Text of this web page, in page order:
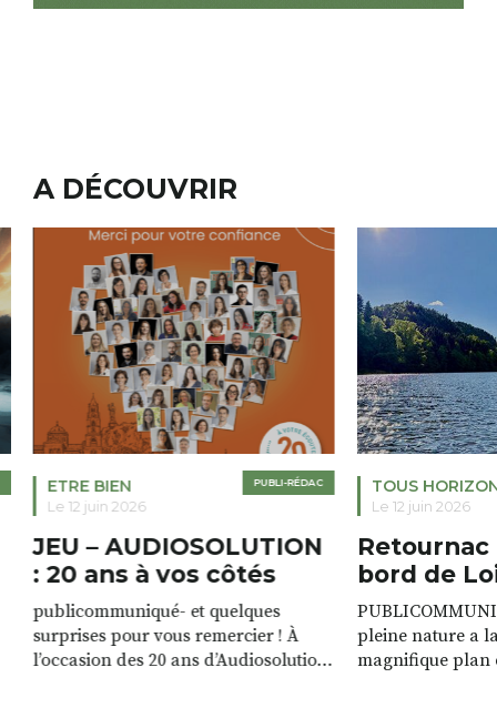
A DÉCOUVRIR
PUBLI-RÉDAC
ETRE BIEN
Le 12 juin 2026
JEU – AUDIOSOLUTION
: 20 ans à vos côtés
publicommuniqué- et quelques
surprises pour vous remercier ! À
l’occasion des 20 ans d’Audiosolution,
TOUS
Le 12 juin 2026
Retournac
bord de
pleine nature a
magnifique plan